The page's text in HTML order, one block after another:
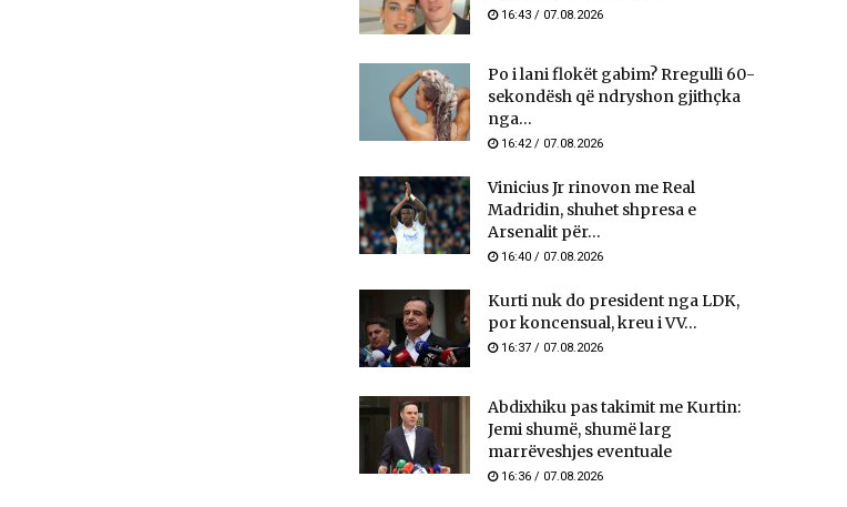
16:43 / 07.08.2026
Po i lani flokët gabim? Rregulli 60-
sekondësh që ndryshon gjithçka
nga...
16:42 / 07.08.2026
Vinicius Jr rinovon me Real
Madridin, shuhet shpresa e
Arsenalit për...
16:40 / 07.08.2026
Kurti nuk do president nga LDK,
por koncensual, kreu i VV...
16:37 / 07.08.2026
Abdixhiku pas takimit me Kurtin:
Jemi shumë, shumë larg
marrëveshjes eventuale
16:36 / 07.08.2026